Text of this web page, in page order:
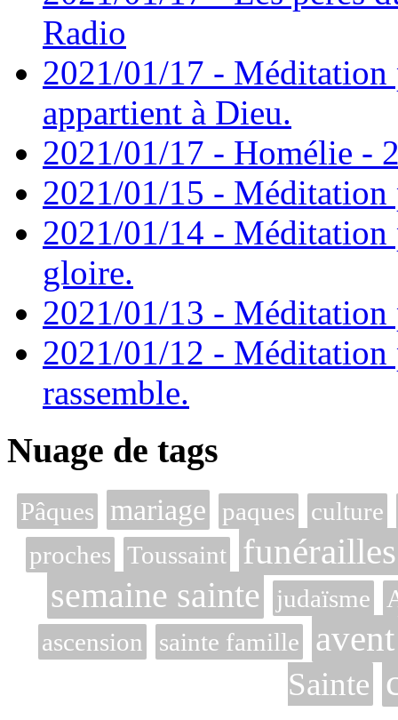
Radio
2021/01/17 - Méditation
appartient à Dieu.
2021/01/17 - Homélie -
2021/01/15 - Méditation
2021/01/14 - Méditation
gloire.
2021/01/13 - Méditation
2021/01/12 - Méditation
rassemble.
Nuage de tags
Pâques mariage paques
culture
proches Toussaint
funérailles
semaine sainte
judaïsme
ascension
sainte famille avent
Sainte